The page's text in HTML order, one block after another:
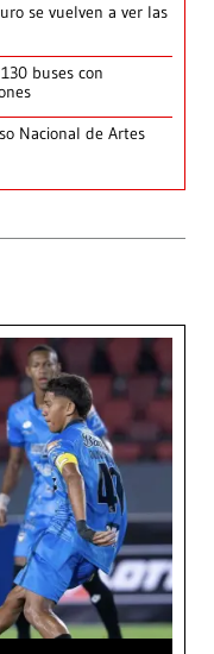
se vuelven a ver las
buses con
Nacional de Artes